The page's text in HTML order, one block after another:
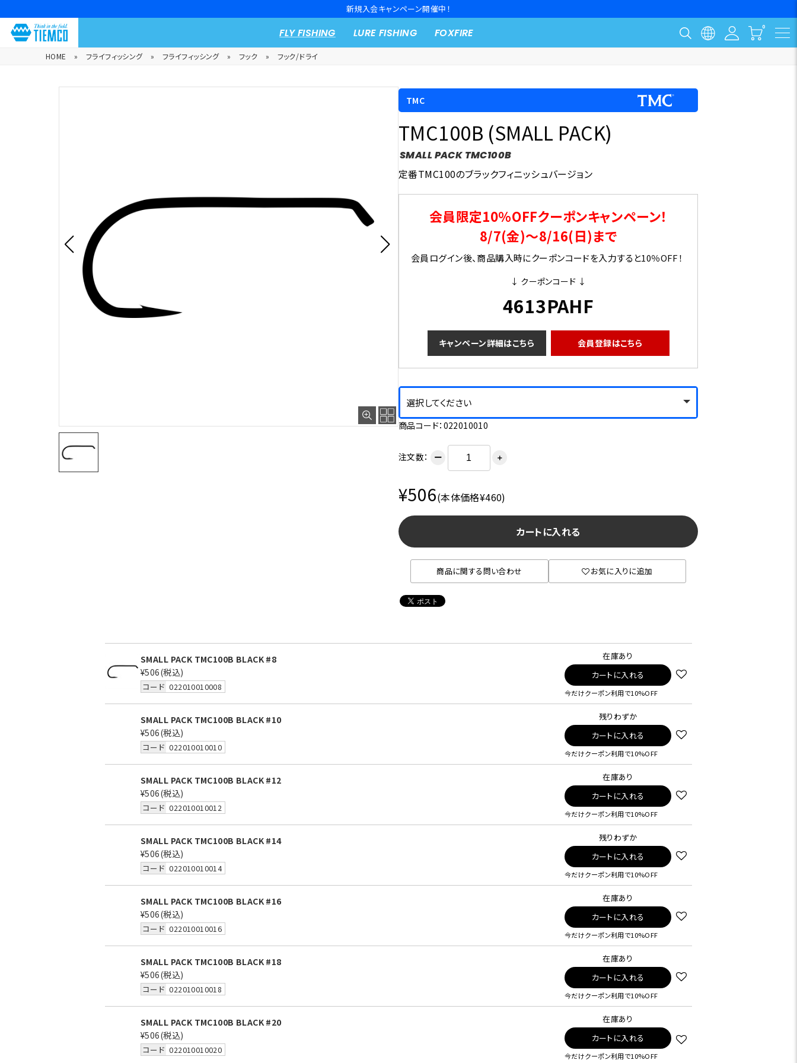
新規入会キャンペーン開催中！
FLY FISHING LURE FISHING FOXFIRE
HOME » フライフィッシング » フライフィッシング » フック » フック/ドライ
TMC
TMC100B (SMALL PACK)
SMALL PACK TMC100B
定番TMC100のブラックフィニッシュバージョン
会員限定10％OFFクーポンキャンペーン！
8/7(金)～8/16(日)まで
会員ログイン後、商品購入時にクーポンコードを入力すると10％OFF！
↓ クーポンコード ↓
4613PAHF
キャンペーン詳細はこちら 会員登録はこちら
選択してください
商品コード：022010010
注文数： ー ＋
¥506(本体価格¥460)
カートに入れる
商品に関する問い合わせ お気に入りに追加
SMALL PACK TMC100B BLACK #8
¥506(税込)
コード 022010010008
在庫あり
カートに入れる
今だけクーポン利用で10%OFF
SMALL PACK TMC100B BLACK #10
¥506(税込)
コード 022010010010
残りわずか
カートに入れる
今だけクーポン利用で10%OFF
SMALL PACK TMC100B BLACK #12
¥506(税込)
コード 022010010012
在庫あり
カートに入れる
今だけクーポン利用で10%OFF
SMALL PACK TMC100B BLACK #14
¥506(税込)
コード 022010010014
残りわずか
カートに入れる
今だけクーポン利用で10%OFF
SMALL PACK TMC100B BLACK #16
¥506(税込)
コード 022010010016
在庫あり
カートに入れる
今だけクーポン利用で10%OFF
SMALL PACK TMC100B BLACK #18
¥506(税込)
コード 022010010018
在庫あり
カートに入れる
今だけクーポン利用で10%OFF
SMALL PACK TMC100B BLACK #20
¥506(税込)
コード 022010010020
在庫あり
カートに入れる
今だけクーポン利用で10%OFF